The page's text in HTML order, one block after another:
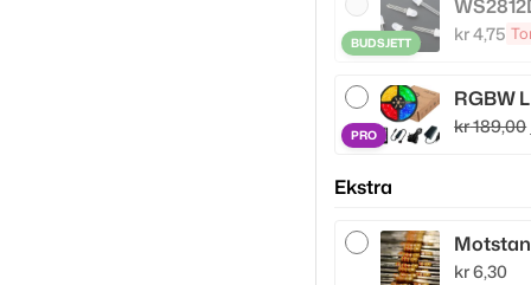
BUDSJETT kr4,75
PRO
RGBW
kr189,00
Ekstra
kr6,30